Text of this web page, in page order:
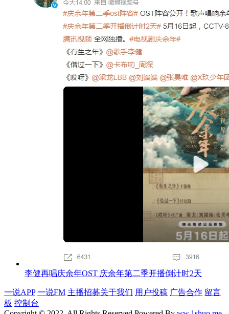
李健再唱庆余年OST 庆余年第二季开播倒计时2天
一说APP 一说FM 主播招募关于我们 用户投稿 广告合作 留言
板 控制台